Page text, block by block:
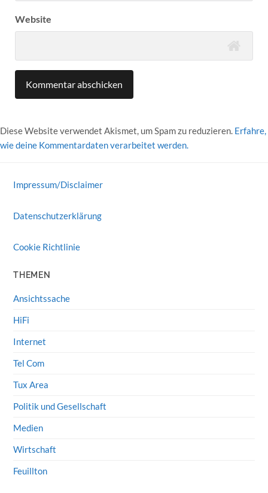
Website
Diese Website verwendet Akismet, um Spam zu reduzieren. Erfahre,
wie deine Kommentardaten verarbeitet werden.
Impressum/Disclaimer
Datenschutzerklärung
Cookie Richtlinie
THEMEN
Ansichtssache
HiFi
Internet
Tel Com
Tux Area
Politik und Gesellschaft
Medien
Wirtschaft
Feuillton